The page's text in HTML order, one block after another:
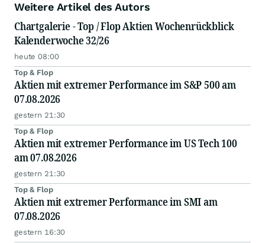
Weitere Artikel des Autors
Chartgalerie - Top / Flop Aktien Wochenrückblick
Kalenderwoche 32/26
heute 08:00
Top & Flop
Aktien mit extremer Performance im S&P 500 am
07.08.2026
gestern 21:30
Top & Flop
Aktien mit extremer Performance im US Tech 100
am 07.08.2026
gestern 21:30
Top & Flop
Aktien mit extremer Performance im SMI am
07.08.2026
gestern 16:30